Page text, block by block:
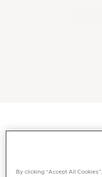
By clicking “Accept All